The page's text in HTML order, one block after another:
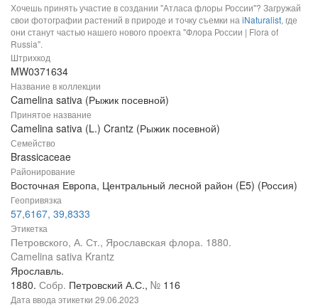
Хочешь принять участие в создании "Атласа флоры России"? Загружай
свои фотографии растений в природе и точку съемки на iNaturalist, где
они станут частью нашего нового проекта "Флора России | Flora of
Russia".
Штрихкод
MW0371634
Название в коллекции
Camelina sativa (Рыжик посевной)
Принятое название
Camelina sativa (L.) Crantz (Рыжик посевной)
Семейство
Brassicaceae
Районирование
Восточная Европа, Центральный лесной район (E5) (Россия)
Геопривязка
57,6167, 39,8333
Этикетка
Петровского, А. Ст., Ярославская флора. 1880.
Camelina sativa Krantz
Ярославль.
1880. Собр. Петровский А.С., № 116
Дата ввода этикетки 29.06.2023